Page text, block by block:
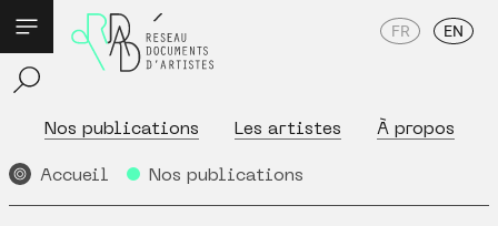
Nos publications Les artistes À propos
FR EN
Accueil Nos publications